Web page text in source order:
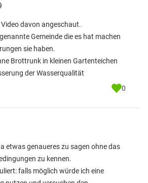
davon angeschaut.
Gemeinde die es hat machen
sie haben.
Brottrunk in kleinen Gartenteichen
der Wasserqualität
0
etwas genaueres zu sagen ohne das
zu kennen.
falls möglich würde ich eine